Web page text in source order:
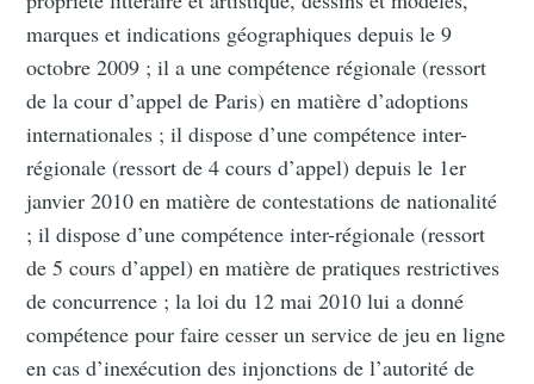
marques et indications géographiques depuis le 9
octobre 2009 ; il a une compétence régionale (ressort
de la cour d’appel de Paris) en matière d’adoptions
internationales ; il dispose d’une compétence inter-
régionale (ressort de 4 cours d’appel) depuis le 1er
janvier 2010 en matière de contestations de nationalité
; il dispose d’une compétence inter-régionale (ressort
de 5 cours d’appel) en matière de pratiques restrictives
de concurrence ; la loi du 12 mai 2010 lui a donné
compétence pour faire cesser un service de jeu en ligne
en cas d’inexécution des injonctions de l’autorité de